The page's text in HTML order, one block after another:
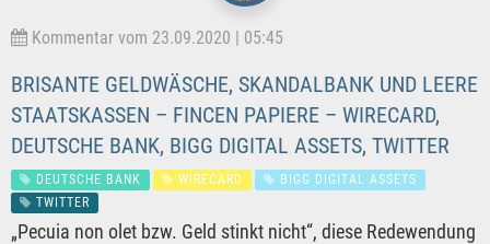
Kommentar vom 23.09.2020 | 05:45
BRISANTE GELDWÄSCHE, SKANDALBANK UND LEERE
STAATSKASSEN – FINCEN PAPIERE – WIRECARD,
DEUTSCHE BANK, BIGG DIGITAL ASSETS, TWITTER
DEUTSCHE BANK WIRECARD
BIGG DIGITAL ASSETS
TWITTER
„Pecuia non olet bzw. Geld stinkt nicht“, diese Redewendung